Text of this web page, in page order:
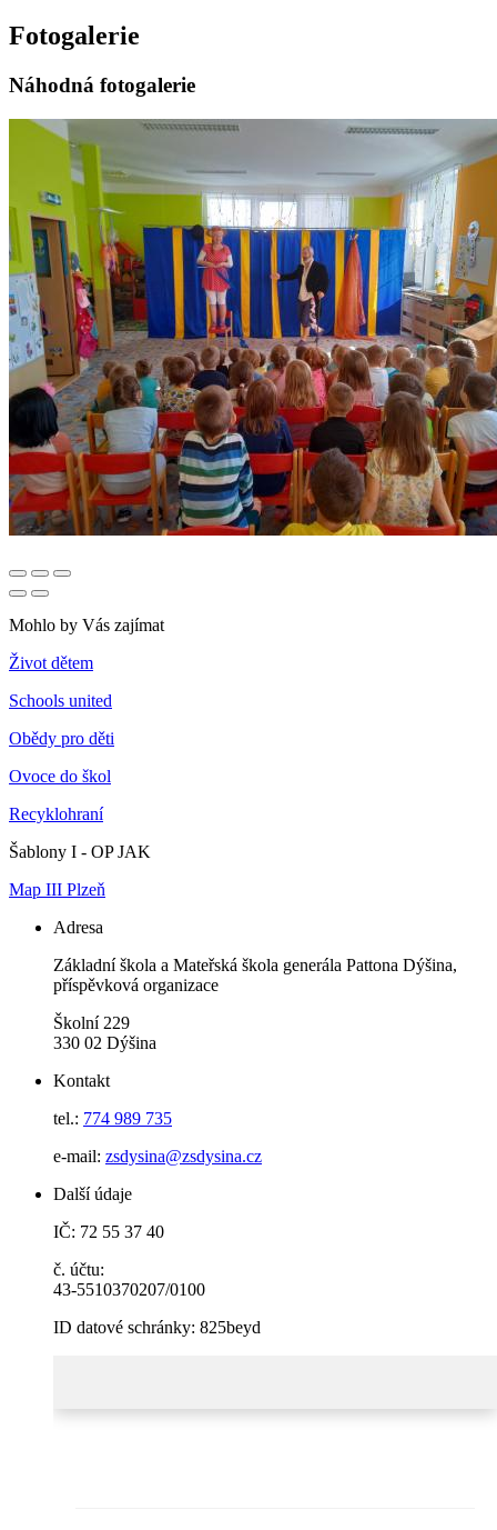
Fotogalerie
Náhodná fotogalerie
Mohlo by Vás zajímat
Život dětem
Schools united
Obědy pro děti
Ovoce do škol
Recyklohraní
Šablony I - OP JAK
Map III Plzeň
Adresa
Základní škola a Mateřská škola generála Pattona Dýšina,
příspěvková organizace
Školní 229
330 02 Dýšina
Kontakt
tel.: 774 989 735
e-mail: zsdysina@zsdysina.cz
Další údaje
IČ: 72 55 37 40
č. účtu:
43-5510370207/0100
ID datové schránky: 825beyd